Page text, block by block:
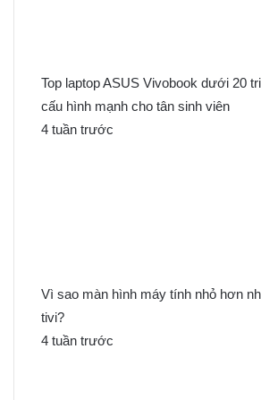
Top laptop ASUS Vivobook dưới 20
cấu hình mạnh cho tân sinh viên
4 tuần trước
Vì sao màn hình máy tính nhỏ hơn
tivi?
4 tuần trước